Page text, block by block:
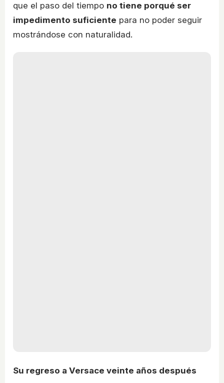
que el paso del tiempo no tiene porqué ser
impedimento suficiente para no poder seguir
mostrándose con naturalidad.
Su regreso a Versace veinte años después